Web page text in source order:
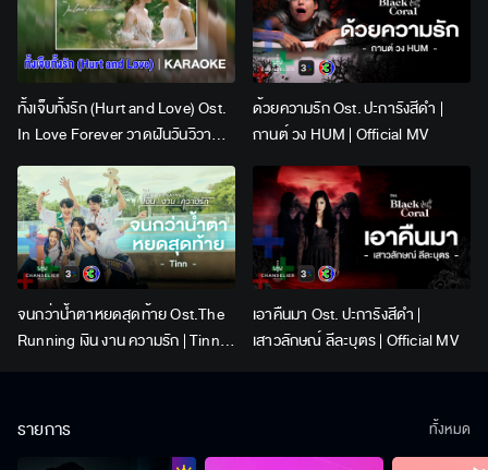
ทั้งเจ็บทั้งรัก (Hurt and Love) Ost.
In Love Forever วาดฝันวันวิวาห์ |
Lingling Kwong x Orm
Kornnaphat | Official Karaoke
ด้วยความรัก Ost. ปะการังสีดำ |
กานต์ วง HUM | Official MV
จนกว่าน้ำตาหยดสุดท้าย Ost.The
Running เงิน งาน ความรัก | Tinn |
เอาคืนมา Ost. ปะการังสีดำ |
เสาวลักษณ์ ลีละบุตร | Official MV
รายการ ทั้งหมด